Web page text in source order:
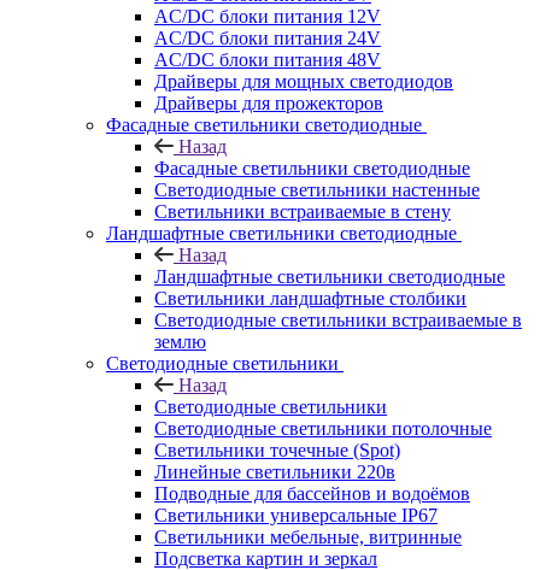
AC/DC блоки питания 12V
AC/DC блоки питания 24V
AC/DC блоки питания 48V
Драйверы для мощных светодиодов
Драйверы для прожекторов
Фасадные светильники светодиодные
Назад
Фасадные светильники светодиодные
Светодиодные светильники настенные
Светильники встраиваемые в стену
Ландшафтные светильники светодиодные
Назад
Ландшафтные светильники светодиодные
Светильники ландшафтные столбики
Светодиодные светильники встраиваемые в
землю
Светодиодные светильники
Назад
Светодиодные светильники
Светодиодные светильники потолочные
Светильники точечные (Spot)
Линейные светильники 220в
Подводные для бассейнов и водоёмов
Светильники универсальные IP67
Светильники мебельные, витринные
Подсветка картин и зеркал